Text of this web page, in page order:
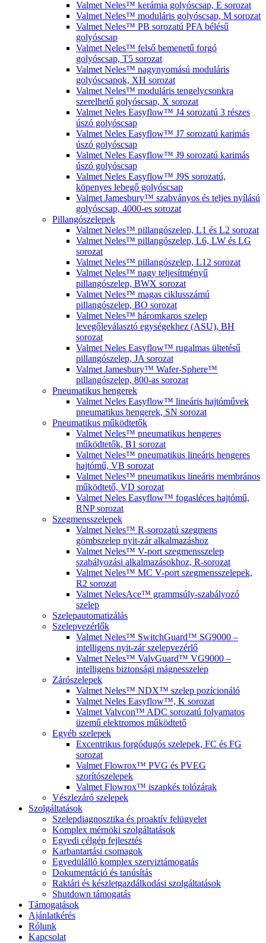
Valmet Neles™ kerámia golyóscsap, E sorozat
Valmet Neles™ moduláris golyóscsap, M sorozat
Valmet Neles™ PB sorozatú PFA bélésű
golyóscsap
Valmet Neles™ felső bemenetű forgó
golyóscsap, T5 sorozat
Valmet Neles™ nagynyomású moduláris
golyóscsapok, XH sorozat
Valmet Neles™ moduláris tengelycsonkra
szerelhető golyóscsap, X sorozat
Valmet Neles Easyflow™ J4 sorozatú 3 részes
úszó golyóscsap
Valmet Neles Easyflow™ J7 sorozatú karimás
úszó golyóscsap
Valmet Neles Easyflow™ J9 sorozatú karimás
úszó golyóscsap
Valmet Neles Easyflow™ J9S sorozatú,
köpenyes lebegő golyóscsap
Valmet Jamesbury™ szabványos és teljes nyílású
golyóscsap, 4000-es sorozat
Pillangószelepek
Valmet Neles™ pillangószelep, L1 és L2 sorozat
Valmet Neles™ pillangószelep, L6, LW és LG
sorozat
Valmet Neles™ pillangószelep, L12 sorozat
Valmet Neles™ nagy teljesítményű
pillangószelep, BWX sorozat
Valmet Neles™ magas ciklusszámú
pillangószelep, BO sorozat
Valmet Neles™ háromkaros szelep
levegőleválasztó egységekhez (ASU), BH
sorozat
Valmet Neles Easyflow™ rugalmas ültetésű
pillangószelep, JA sorozat
Valmet Jamesbury™ Wafer-Sphere™
pillangószelep, 800-as sorozat
Pneumatikus hengerek
Valmet Neles Easyflow™ lineáris hajtóművek
pneumatikus hengerek, SN sorozat
Pneumatikus működtetők
Valmet Neles™ pneumatikus hengeres
működtetők, B1 sorozat
Valmet Neles™ pneumatikus lineáris hengeres
hajtómű, VB sorozat
Valmet Neles™ pneumatikus lineáris membrános
működtető, VD sorozat
Valmet Neles Easyflow™ fogasléces hajtómű,
RNP sorozat
Szegmensszelepek
Valmet Neles™ R-sorozatú szegmens
gömbszelep nyit-zár alkalmazáshoz
Valmet Neles™ V-port szegmensszelep
szabályozási alkalmazásokhoz, R-sorozat
Valmet Neles™ MC V-port szegmensszelepek,
R2 sorozat
Valmet NelesAce™ grammsúly-szabályozó
szelep
Szelepautomatizálás
Szelepvezérlők
Valmet Neles™ SwitchGuard™ SG9000 –
intelligens nyit-zár szelepvezérlő
Valmet Neles™ ValvGuard™ VG9000 –
intelligens biztonsági mágnesszelep
Zárószelepek
Valmet Neles™ NDX™ szelep pozícionáló
Valmet Neles Easyflow™, K sorozat
Valmet Valvcon™ ADC sorozatú folyamatos
üzemű elektromos működtető
Egyéb szelepek
Excentrikus forgódugós szelepek, FC és FG
sorozat
Valmet Flowrox™ PVG és PVEG
szorítószelepek
Valmet Flowrox™ iszapkés tolózárak
Vészlezáró szelepek
Szolgáltatások
Szelepdiagnosztika és proaktív felügyelet
Komplex mérnöki szolgáltatások
Egyedi célgép fejlesztés
Karbantartási csomagok
Egyedülálló komplex szerviztámogatás
Dokumentáció és tanúsítás
Raktári és készletgazdálkodási szolgáltatások
Shutdown támogatás
Támogatások
Ajánlatkérés
Rólunk
Kapcsolat